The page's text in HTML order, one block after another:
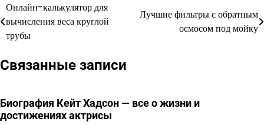
Навигация
по
Онлайн-калькулятор для
вычисления веса круглой
трубы
Лучшие фильтры с обратным
осмосом под мойку
Связанные записи
Биография Кейт Хадсон — все о жизни и
достижениях актрисы